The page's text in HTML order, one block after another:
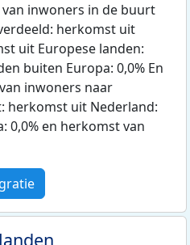
inwoners in de buurt
herkomst uit
uit Europese landen:
buiten Europa: 0,0% En
inwoners naar
herkomst uit Nederland:
0,0% en herkomst van